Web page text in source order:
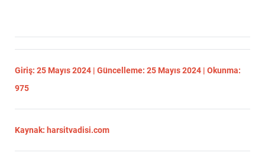
Giriş: 25 Mayıs 2024 | Güncelleme: 25 Mayıs 2024 | Okunma:
975
Kaynak: harsitvadisi.com